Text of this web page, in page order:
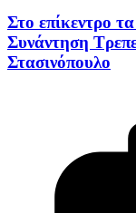
Στο επίκεντρο
Συνάντηση
Στασινόπουλο